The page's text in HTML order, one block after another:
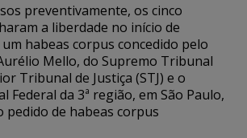
preventivamente, os cinco
a liberdade no início de
habeas corpus concedido pelo
Mello, do Supremo Tribunal
Tribunal de Justiça (STJ) e o
Federal da 3ª região, em São Paulo,
pedido de habeas corpus